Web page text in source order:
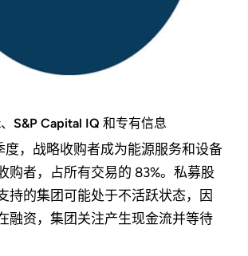
S&P Capital IQ 和专有信息
，战略收购者成为能源服务和设备
购者，占所有交易的 83%。私募股
持的集团可能处于不活跃状态，因
融资，集团关注产生现金流并等待